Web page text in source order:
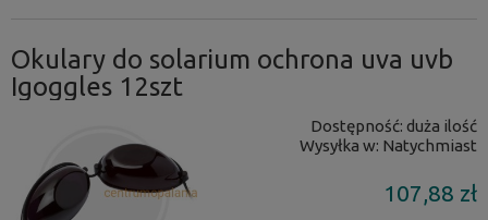
Okulary do solarium ochrona uva uvb
Igoggles 12szt
Dostępność: duża ilość
Wysyłka w: Natychmiast
107,88 zł